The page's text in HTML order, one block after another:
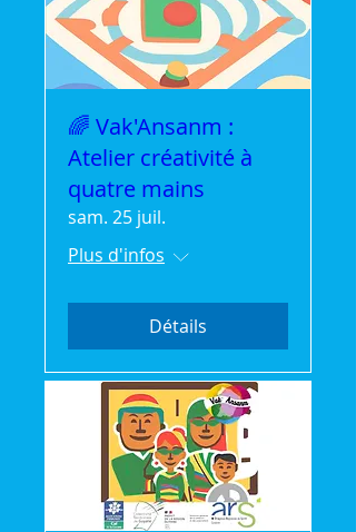
🌈 Vak'Ansanm :
Atelier créativité à
quatre mains
sam. 25 juil.
Plus d'infos
Détails